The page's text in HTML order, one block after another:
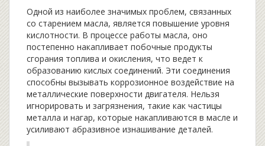
Одной из наиболее значимых проблем, связанных
со старением масла, является повышение уровня
кислотности. В процессе работы масла, оно
постепенно накапливает побочные продукты
сгорания топлива и окисления, что ведет к
образованию кислых соединений. Эти соединения
способны вызывать коррозионное воздействие на
металлические поверхности двигателя. Нельзя
игнорировать и загрязнения, такие как частицы
металла и нагар, которые накапливаются в масле и
усиливают абразивное изнашивание деталей.